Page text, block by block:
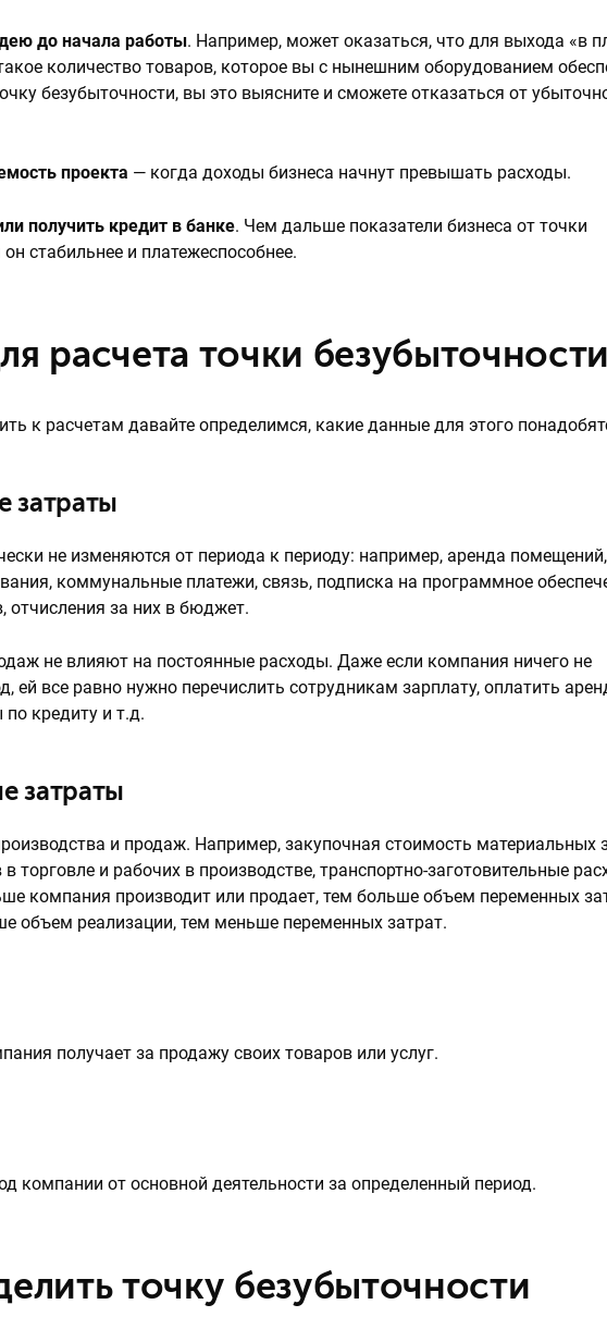
до начала работы. Например, может оказаться, что для выхода «в
количество товаров, которое вы с нынешним оборудованием
безубыточности, вы это выясните и сможете отказаться от
проекта — когда доходы бизнеса начнут превышать расходы.
получить кредит в банке. Чем дальше показатели бизнеса от точки
стабильнее и платежеспособнее.
расчета точки безубыточности
к расчетам давайте определимся, какие данные для этого
затраты
не изменяются от периода к периоду: например, аренда помещений,
коммунальные платежи, связь, подписка на программное
отчисления за них в бюджет.
не влияют на постоянные расходы. Даже если компания ничего не
ей все равно нужно перечислить сотрудникам зарплату, оплатить
кредиту и т.д.
затраты
и продаж. Например, закупочная стоимость материальных
торговле и рабочих в производстве, транспортно-заготовительные
компания производит или продает, тем больше объем переменных
объем реализации, тем меньше переменных затрат.
получает за продажу своих товаров или услуг.
компании от основной деятельности за определенный период.
точку безубыточности